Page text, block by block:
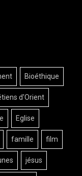
Bioéthique
d'Orient
Eglise
famille film
jésus